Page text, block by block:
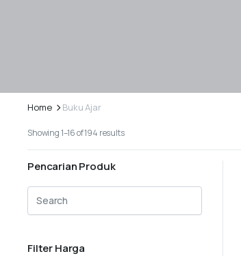
Home Buku Ajar
Showing 1–16 of 194 results
Pencarian Produk
Filter Harga